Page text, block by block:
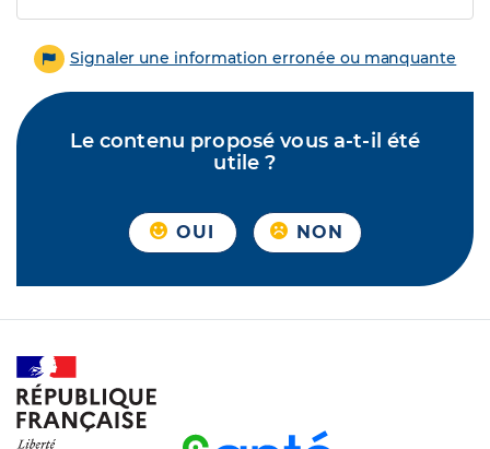
Signaler une information erronée ou manquante
Le contenu proposé vous a-t-il été
utile ?
OUI NON